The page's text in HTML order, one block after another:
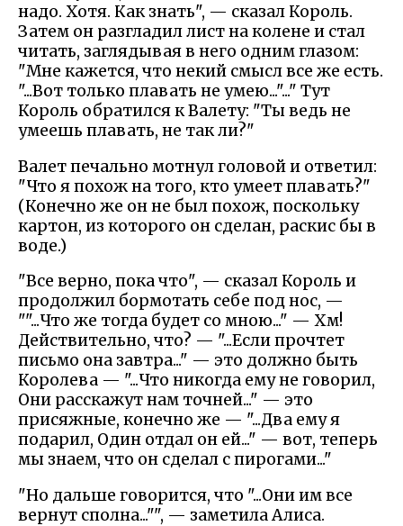
надо. Хотя. Как знать", — сказал Король.
Затем он разгладил лист на колене и стал
читать, заглядывая в него одним глазом:
"Мне кажется, что некий смысл все же есть.
"...Вот только плавать не умею..."..." Тут
Король обратился к Валету: "Ты ведь не
умеешь плавать, не так ли?"
Валет печально мотнул головой и ответил:
"Что я похож на того, кто умеет плавать?"
(Конечно же он не был похож, поскольку
картон, из которого он сделан, раскис бы в
воде.)
"Все верно, пока что", — сказал Король и
продолжил бормотать себе под нос, —
""...Что же тогда будет со мною..." — Хм!
Действительно, что? — "...Если прочтет
письмо она завтра..." — это должно быть
Королева — "...Что никогда ему не говорил,
Они расскажут нам точней..." — это
присяжные, конечно же — "...Два ему я
подарил, Один отдал он ей..." — вот, теперь
мы знаем, что он сделал с пирогами..."
"Но дальше говорится, что "...Они им все
вернут сполна..."", — заметила Алиса.